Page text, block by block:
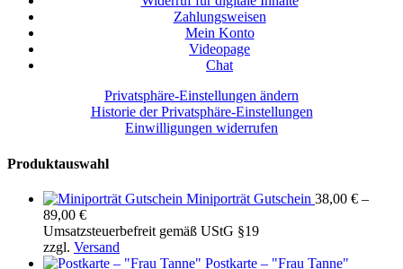
Zahlungsweisen
Mein Konto
Videopage
Chat
Privatsphäre-Einstellungen ändern
Historie der Privatsphäre-Einstellungen
Einwilligungen widerrufen
Produktauswahl
Miniporträt Gutschein 38,00 € –
89,00 €Preisspanne:
38,00 €
bis
89,00 €
Umsatzsteuerbefreit gemäß UStG §19
zzgl. Versand
Postkarte – "Frau Tanne"